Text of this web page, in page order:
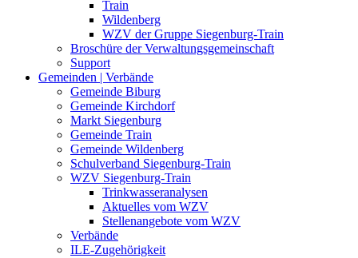
Train
Wildenberg
WZV der Gruppe Siegenburg-Train
Broschüre der Verwaltungsgemeinschaft
Support
Gemeinden | Verbände
Gemeinde Biburg
Gemeinde Kirchdorf
Markt Siegenburg
Gemeinde Train
Gemeinde Wildenberg
Schulverband Siegenburg-Train
WZV Siegenburg-Train
Trinkwasseranalysen
Aktuelles vom WZV
Stellenangebote vom WZV
Verbände
ILE-Zugehörigkeit